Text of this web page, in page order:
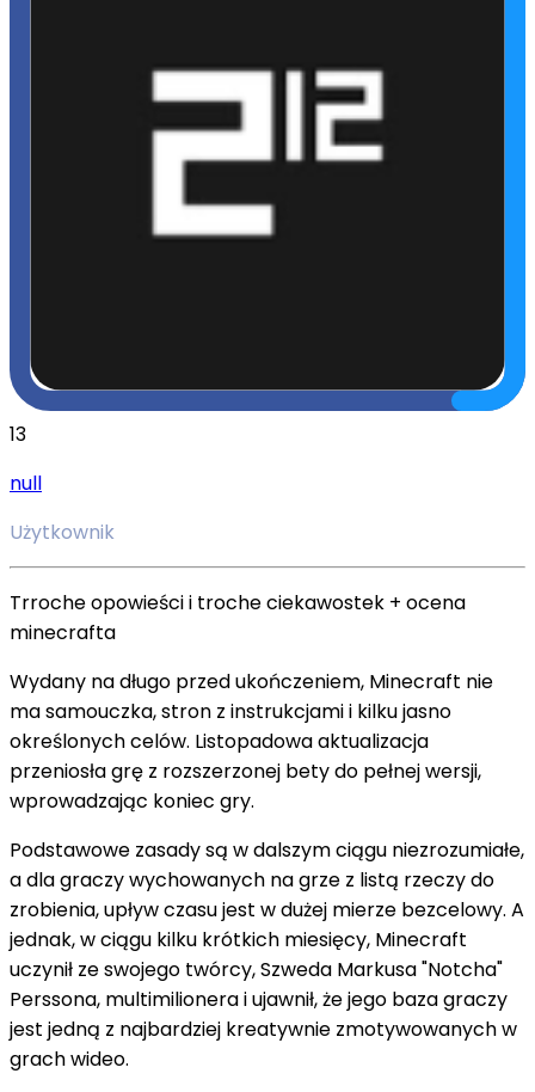
13
null
Użytkownik
Trroche opowieści i troche ciekawostek + ocena
minecrafta
Wydany na długo przed ukończeniem, Minecraft nie
ma samouczka, stron z instrukcjami i kilku jasno
określonych celów. Listopadowa aktualizacja
przeniosła grę z rozszerzonej bety do pełnej wersji,
wprowadzając koniec gry.
Podstawowe zasady są w dalszym ciągu niezrozumiałe,
a dla graczy wychowanych na grze z listą rzeczy do
zrobienia, upływ czasu jest w dużej mierze bezcelowy. A
jednak, w ciągu kilku krótkich miesięcy, Minecraft
uczynił ze swojego twórcy, Szweda Markusa "Notcha"
Perssona, multimilionera i ujawnił, że jego baza graczy
jest jedną z najbardziej kreatywnie zmotywowanych w
grach wideo.